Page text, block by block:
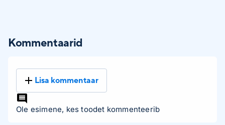
Kommentaarid
Lisa kommentaar
Ole esimene, kes toodet kommenteerib